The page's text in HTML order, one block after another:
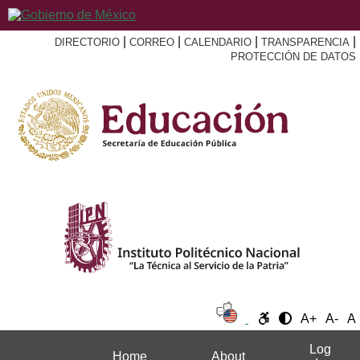
DIRECTORIO CORREO CALENDARIO TRANSPARENCIA
PROTECCIÓN DE DATOS
A+ A- A
Home About
Log